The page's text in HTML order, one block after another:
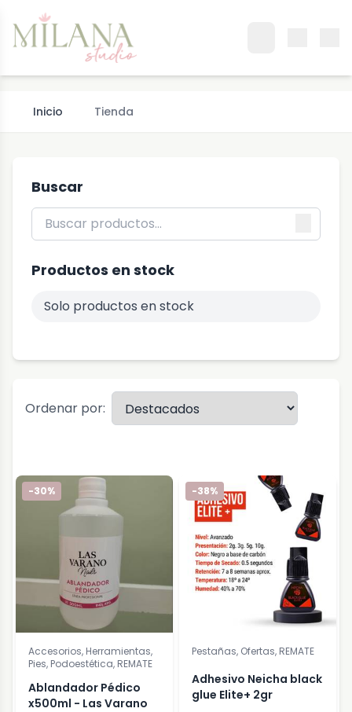
Inicio Tienda
Buscar
Productos en stock
Solo productos en stock
Ordenar por:
-30%
Accesorios, Herramientas,
Pies, Podoestética, REMATE
Ablandador Pédico
x500ml - Las Varano
-38%
Pestañas, Ofertas, REMATE
Adhesivo Neicha black
glue Elite+ 2gr